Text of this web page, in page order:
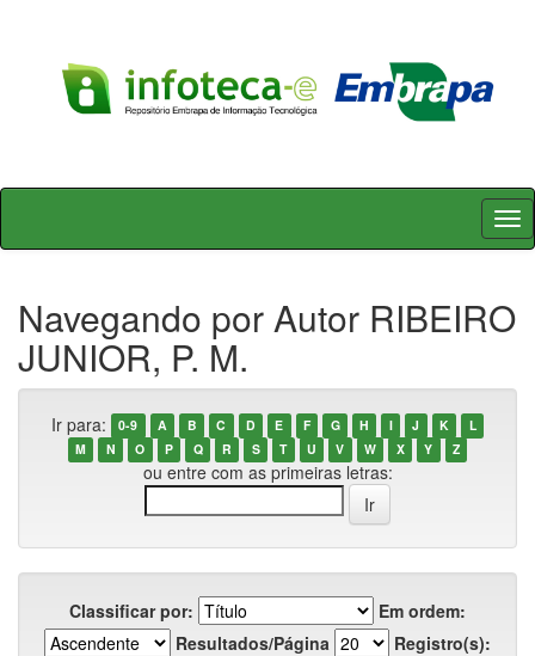
Skip
Navegando por Autor RIBEIRO
JUNIOR, P. M.
Ir para: 0-9 A B C D E F G H I J K
L
M
N O P Q R S T U V W X Y Z
ou entre com as primeiras letras:
Classificar por:
Em ordem:
Resultados/Página
Registro(s):